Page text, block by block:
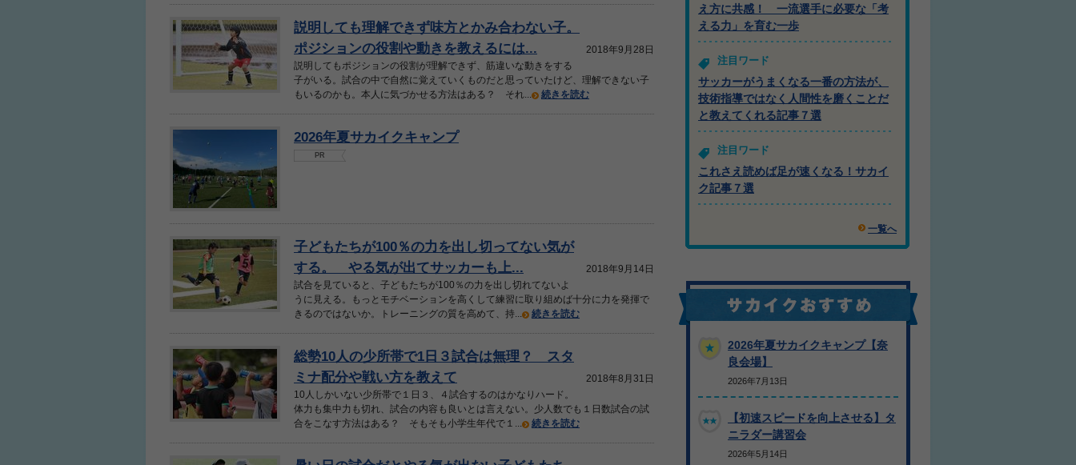
説明しても理解できず味方とかみ合わない子。
ポジションの役割や動きを教えるには...
2018年9月28日
説明してもポジションの役割が理解できず、筋違いな動きをする
子がいる。試合の中で自然に覚えていくものだと思っていたけど、理解できない子
もいるのかも。本人に気づかせる方法はある？ それ...
続きを読む
2026年夏サカイクキャンプ
PR
子どもたちが100％の力を出し切ってない気が
する。 やる気が出てサッカーも上...
2018年9月14日
試合を見ていると、子どもたちが100％の力を出し切れてないよ
うに見える。もっとモチベーションを高くして練習に取り組めば十分に力を発揮で
きるのではないか。トレーニングの質を高めて、持...
続きを読む
総勢10人の少所帯で1日３試合は無理？ スタ
ミナ配分や戦い方を教えて
2018年8月31日
10人しかいない少所帯で１日３、４試合するのはかなりハード。
体力も集中力も切れ、試合の内容も良いとは言えない。少人数でも１日数試合の試
合をこなす方法はある？ そもそも小学生年代で１...
続きを読む
え方に共感！ 一流選手に必要な「考
える力」を育む一歩
注目ワード
サッカーがうまくなる一番の方法が、
技術指導ではなく人間性を磨くことだ
と教えてくれる記事７選
注目ワード
これさえ読めば足が速くなる！サカイ
ク記事７選
一覧へ
2026年夏サカイクキャンプ【奈
良会場】
2026年7月13日
【初速スピードを向上させる】タ
ニラダー講習会
2026年5月14日